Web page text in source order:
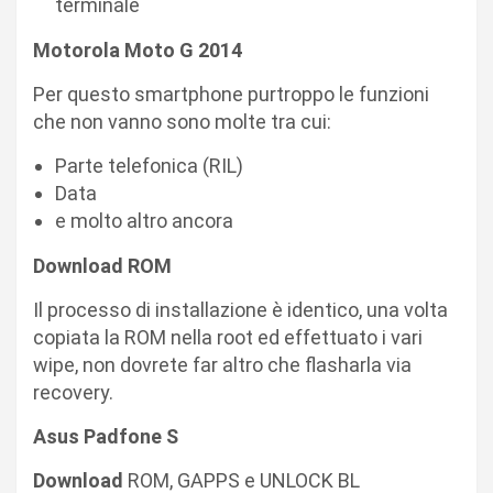
Motorola Moto G 2014
Per questo smartphone purtroppo le funzioni
che non vanno sono molte tra cui:
Parte telefonica (RIL)
Data
e molto altro ancora
Download ROM
Il processo di installazione è identico, una volta
copiata la ROM nella root ed effettuato i vari
wipe, non dovrete far altro che flasharla via
recovery.
Asus Padfone S
Download ROM, GAPPS e UNLOCK BL